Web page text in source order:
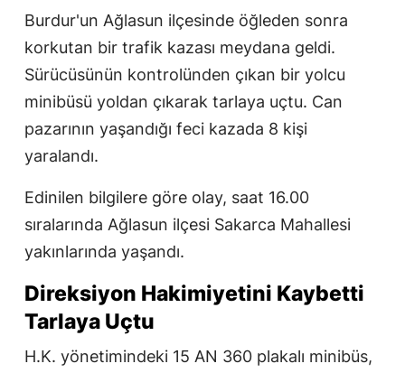
Burdur'un Ağlasun ilçesinde öğleden sonra
korkutan bir trafik kazası meydana geldi.
Sürücüsünün kontrolünden çıkan bir yolcu
minibüsü yoldan çıkarak tarlaya uçtu. Can
pazarının yaşandığı feci kazada 8 kişi
yaralandı.
Edinilen bilgilere göre olay, saat 16.00
sıralarında Ağlasun ilçesi Sakarca Mahallesi
yakınlarında yaşandı.
Direksiyon Hakimiyetini Kaybetti
Tarlaya Uçtu
H.K. yönetimindeki 15 AN 360 plakalı minibüs,